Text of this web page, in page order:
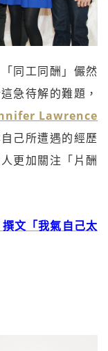
同工同酬」儼然
急待解的難題，
Lawrence
己所遭遇的經歷
更加關注「片酬
文「我氣自己太